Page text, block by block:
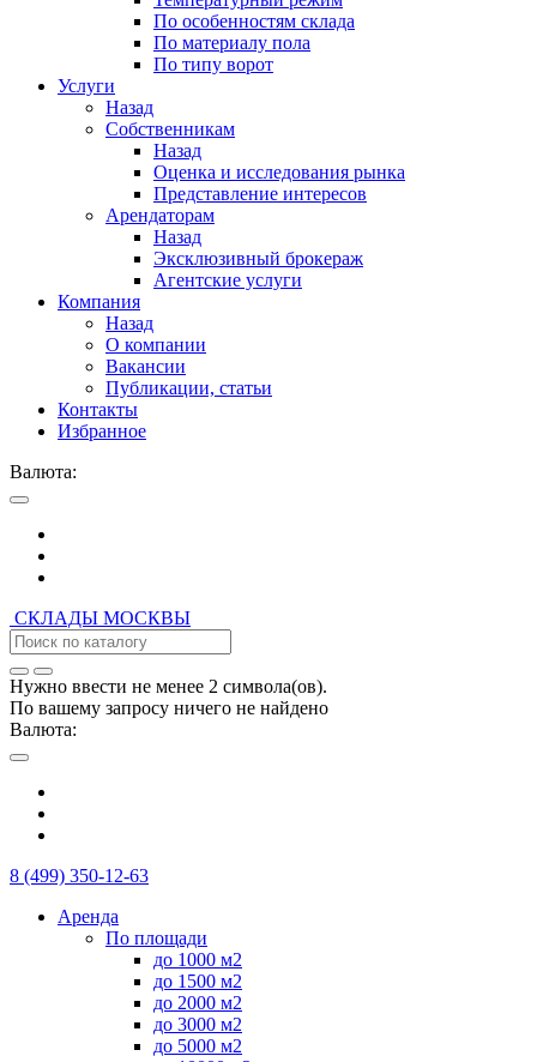
По особенностям склада
По материалу пола
По типу ворот
Услуги
Назад
Собственникам
Назад
Оценка и исследования рынка
Представление интересов
Арендаторам
Назад
Эксклюзивный брокераж
Агентские услуги
Компания
Назад
О компании
Вакансии
Публикации, статьи
Контакты
Избранное
Валюта:
СКЛАДЫ МОСКВЫ
Нужно ввести не менее 2 символа(ов).
По вашему запросу ничего не найдено
Валюта:
8 (499) 350-12-63
Аренда
По площади
до 1000 м2
до 1500 м2
до 2000 м2
до 3000 м2
до 5000 м2